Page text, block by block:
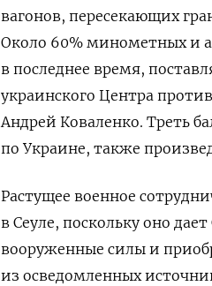
вагонов, пересекающих
Около 60% минометных и
в последнее время,
украинского Центра
Андрей Коваленко. Треть
по Украине, также
Растущее военное
в Сеуле, поскольку оно
вооруженные силы и
из осведомленных